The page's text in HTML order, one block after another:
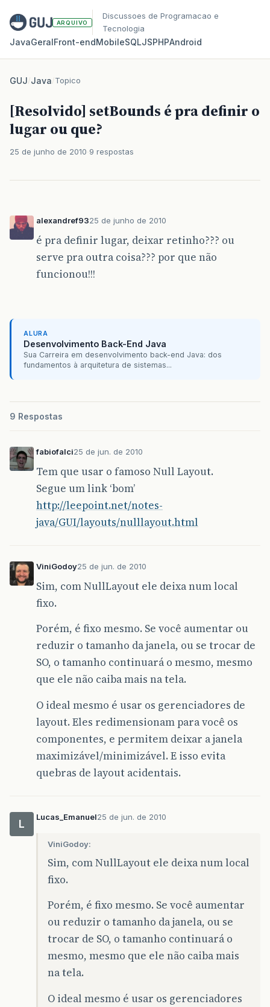
ARQUIVO
Discussoes de Programacao e
Tecnologia
JavaGeralFront‑endMobileSQLJSPHPAndroid
GUJ/Java/Topico
[Resolvido] setBounds é pra definir o
lugar ou que?
25 de junho de 2010 9 respostas
alexandref9325 de junho de 2010
é pra definir lugar, deixar retinho??? ou
serve pra outra coisa??? por que não
funcionou!!!
ALURA
Desenvolvimento Back-End Java
Sua Carreira em desenvolvimento back-end Java: dos
fundamentos à arquitetura de sistemas...
9 Respostas
fabiofalci25 de jun. de 2010
Tem que usar o famoso Null Layout.
Segue um link ‘bom’
http://leepoint.net/notes-
java/GUI/layouts/nulllayout.html
ViniGodoy25 de jun. de 2010
Sim, com NullLayout ele deixa num local
fixo.
Porém, é fixo mesmo. Se você aumentar ou
reduzir o tamanho da janela, ou se trocar de
SO, o tamanho continuará o mesmo, mesmo
que ele não caiba mais na tela.
O ideal mesmo é usar os gerenciadores de
layout. Eles redimensionam para você os
componentes, e permitem deixar a janela
maximizável/minimizável. E isso evita
quebras de layout acidentais.
L
Lucas_Emanuel25 de jun. de 2010
ViniGodoy:
Sim, com NullLayout ele deixa num local
fixo.
Porém, é fixo mesmo. Se você aumentar
ou reduzir o tamanho da janela, ou se
trocar de SO, o tamanho continuará o
mesmo, mesmo que ele não caiba mais
na tela.
O ideal mesmo é usar os gerenciadores